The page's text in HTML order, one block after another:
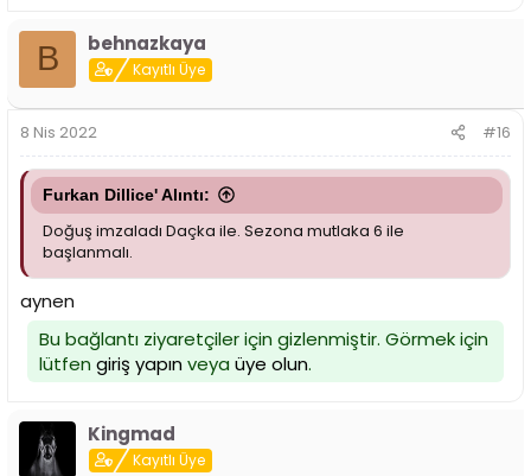
B behnazkaya
Kayıtlı Üye
8 Nis 2022 #16
Furkan Dillice' Alıntı:
Doğuş imzaladı Daçka ile. Sezona mutlaka 6 ile
başlanmalı.
aynen
Bu bağlantı ziyaretçiler için gizlenmiştir. Görmek için
lütfen giriş yapınveya üye olun.
Kingmad
Kayıtlı Üye